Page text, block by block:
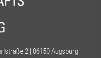
2 | 86150 Augsburg